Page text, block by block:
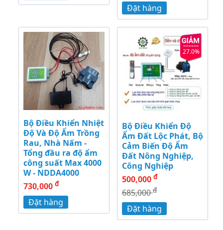
Đặt hàng
Bộ Điều Khiển Nhiệt
Độ Và Độ Ẩm Trồng
Rau, Nhà Nấm -
Tổng đầu ra độ ẩm
công suất Max 4000
W - NDDA4000
730,000 đ
Đặt hàng
27.0%
Bộ Điều Khiển Độ
Ẩm Đất Lộc Phát, Bộ
Cảm Biến Độ Ẩm
Đất Nông Nghiệp,
Công Nghiệp
500,000 đ
685,000đ
Đặt hàng